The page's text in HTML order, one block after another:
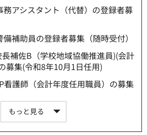
務アシスタント（代替）の登録者募
補助員の登録者募集（随時受付）
補佐B（学校地域協働推進員)(会計
募集(令和8年10月1日任用)
看護師（会計年度任用職員）の募集
もっと見る